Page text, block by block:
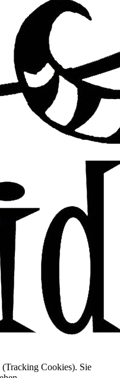
(Tracking Cookies). Sie